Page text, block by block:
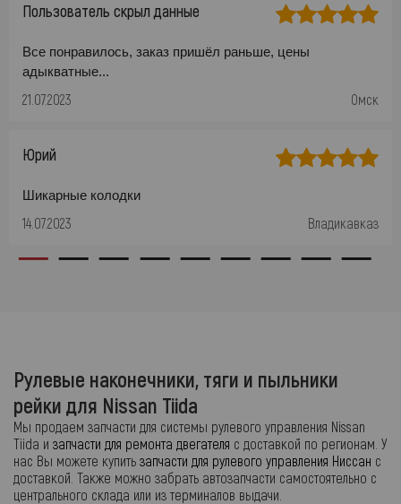
Пользователь скрыл данные
Все понравилось, заказ пришёл раньше, цены
адыкватные...
21.07.2023 Омск
Юрий
Шикарные колодки
14.07.2023 Владикавказ
Рулевые наконечники, тяги и пыльники
рейки для Nissan Tiida
Мы продаем запчасти для системы рулевого управления Nissan
Tiida и запчасти для ремонта двегателя с доставкой по регионам. У
нас Вы можете купить запчасти для рулевого управления Ниссан с
доставкой. Также можно забрать автозапчасти самостоятельно с
центрального склада или из терминалов выдачи.